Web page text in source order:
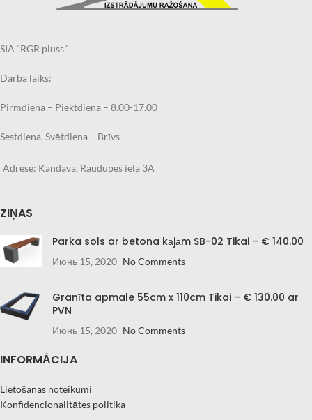
SIA “RGR pluss”
Darba laiks:
Pirmdiena – Piektdiena – 8.00-17.00
Sestdiena, Svētdiena – Brīvs
Adrese: Kandava, Raudupes iela 3A
ZIŅAS
Parka sols ar betona kājām SB-02 Tikai – € 140.00
Июнь 15, 2020 No Comments
Granīta apmale 55cm x 110cm Tikai – € 130.00 ar
PVN
Июнь 15, 2020 No Comments
INFORMĀCIJA
Lietošanas noteikumi
Konfidencionalitātes politika